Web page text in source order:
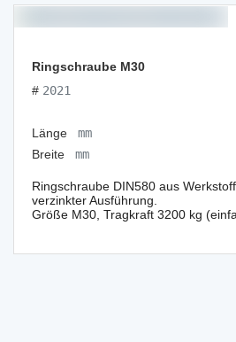
Ringschraube M30
# 2021
Länge
mm
Breite
mm
Ringschraube DIN580 aus
verzinkter Ausführung.
Größe M30, Tragkraft 3200 kg